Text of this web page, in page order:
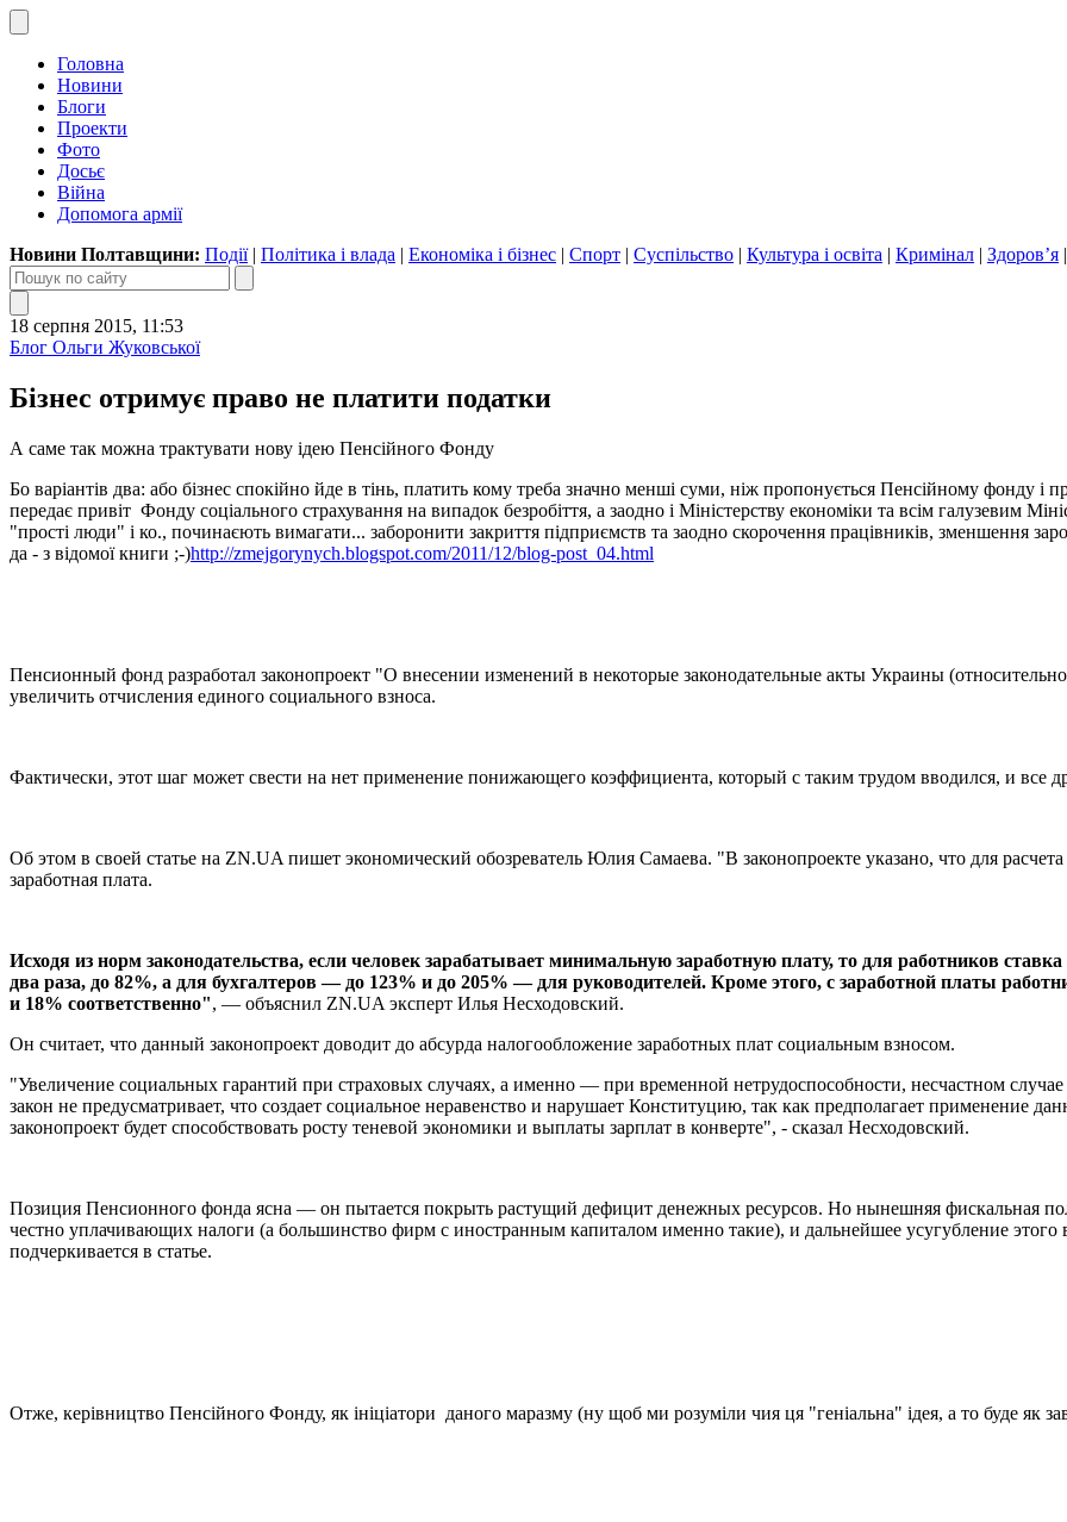
Головна
Новини
Блоги
Проекти
Фото
Досьє
Війна
Допомога армії
Новини Полтавщини: Події| Політика і влада | Економіка і бізнес | Спорт | Суспільство | Культура і освіта | Кримінал | Здоров’я |
18 серпня 2015, 11:53
Блог Ольги Жуковської
Бізнес отримує право не платити податки
А саме так можна трактувати нову ідею Пенсійного Фонду
Бо варіантів два: або бізнес спокійно йде в тінь, платить кому треба значно менші суми, ніж пропонується Пенсійному фонду і
передає привіт Фонду соціального страхування на випадок безробіття, а заодно і Міністерству економіки та всім галузевим
"прості люди" і ко., починаєють вимагати... заборонити закриття підприємств та заодно скорочення працівників, зменшення
да - з відомої книги ;-)http://zmejgorynych.blogspot.com/2011/12/blog-post_04.html
Пенсионный фонд разработал законопроект "О внесении изменений в некоторые законодательные акты Украины
увеличить отчисления единого социального взноса.
Фактически, этот шаг может свести на нет применение понижающего коэффициента, который с таким трудом вводился, и все
Об этом в своей статье на ZN.UA пишет экономический обозреватель Юлия Самаева. "В законопроекте указано, что для
заработная плата.
Исходя из норм законодательства, если человек зарабатывает минимальную заработную плату, то для работников ставка
два раза, до 82%, а для бухгалтеров — до 123% и до 205% — для руководителей. Кроме этого, с заработной платы
и 18% соответственно", — объяснил ZN.UA эксперт Илья Несходовский.
Он считает, что данный законопроект доводит до абсурда налогообложение заработных плат социальным взносом.
"Увеличение социальных гарантий при страховых случаях, а именно — при временной нетрудоспособности, несчастном
закон не предусматривает, что создает социальное неравенство и нарушает Конституцию, так как предполагает применение
законопроект будет способствовать росту теневой экономики и выплаты зарплат в конверте", - сказал Несходовский.
Позиция Пенсионного фонда ясна — он пытается покрыть растущий дефицит денежных ресурсов. Но нынешняя фискальная
честно уплачивающих налоги (а большинство фирм с иностранным капиталом именно такие), и дальнейшее усугубление
подчеркивается в статье.
Отже, керівництво Пенсійного Фонду, як ініціатори даного маразму (ну щоб ми розуміли чия ця "геніальна" ідея, а то буде як